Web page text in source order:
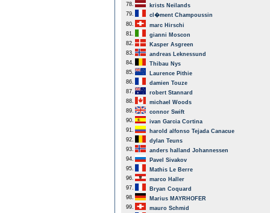
78.
krists Neilands
79.
cl�ment Champoussin
80.
marc Hirschi
81.
gianni Moscon
82.
Kasper Asgreen
83.
andreas Leknessund
84.
Thibau Nys
85.
Laurence Pithie
86.
damien Touze
87.
robert Stannard
88.
michael Woods
89.
connor Swift
90.
ivan Garcia Cortina
91.
harold alfonso Tejada Canacue
92.
dylan Teuns
93.
anders halland Johannessen
94.
Pavel Sivakov
95.
Mathis Le Berre
96.
marco Haller
97.
Bryan Coquard
98.
Marius MAYRHOFER
99.
mauro Schmid